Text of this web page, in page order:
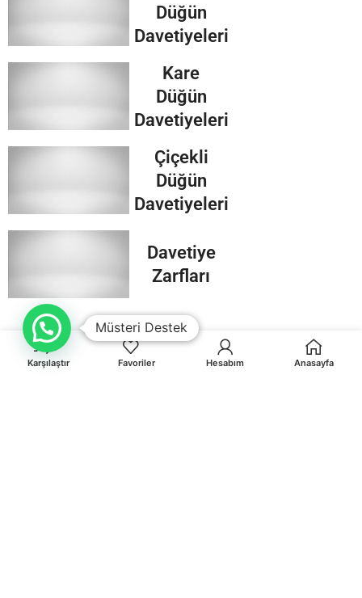
Düğün
Davetiyeleri
Kare
Düğün
Davetiyeleri
Çiçekli
Düğün
Davetiyeleri
Davetiye
Zarfları
Karşılaştır Favoriler Hesabım Anasayfa
Müsteri Destek